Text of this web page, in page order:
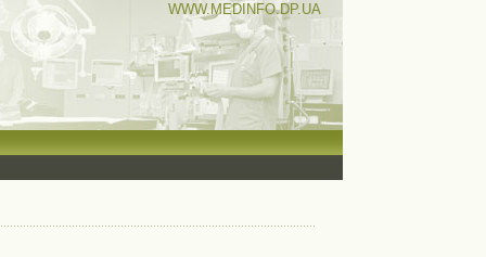
WWW.MEDINFO.DP.UA